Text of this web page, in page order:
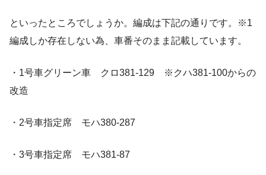
といったところでしょうか。編成は下記の通りです。※1
編成しか存在しない為、車番そのまま記載しています。
・1号車グリーン車 クロ381-129 ※クハ381-100からの
改造
・2号車指定席 モハ380-287
・3号車指定席 モハ381-87